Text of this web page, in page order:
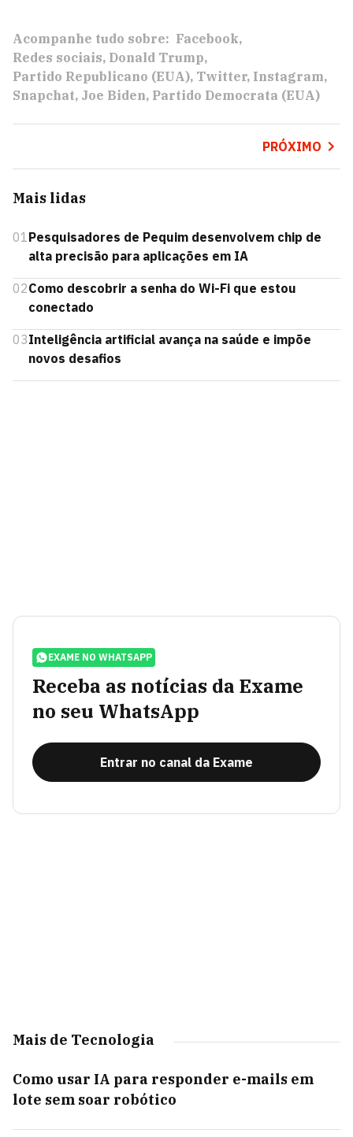
Acompanhe tudo sobre: Facebook
Redes sociais Donald Trump
Partido Republicano (EUA) Twitter Instagram
Snapchat Joe Biden Partido Democrata (EUA)
PRÓXIMO
Mais lidas
01Pesquisadores de Pequim desenvolvem chip de
alta precisão para aplicações em IA
02Como descobrir a senha do Wi-Fi que estou
conectado
03Inteligência artificial avança na saúde e impõe
novos desafios
EXAME NO WHATSAPP
Receba as notícias da Exame
no seu WhatsApp
Entrar no canal da Exame
Mais de Tecnologia
Como usar IA para responder e-mails em
lote sem soar robótico